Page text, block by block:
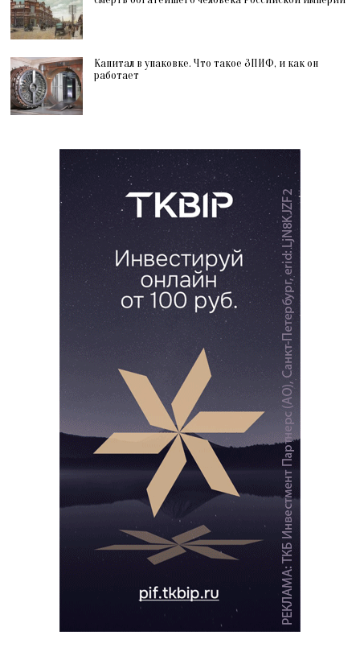
Капитал в упаковке. Что такое ЗПИФ, и как он
работает